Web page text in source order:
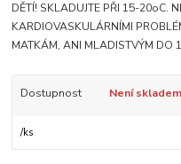
DĚTÍ! SKLADUJTE PŘI 15-20oC.
KARDIOVASKULÁRNÍMI
MATKÁM, ANI MLADISTVÝM DO
Dostupnost Není skladem
/ks